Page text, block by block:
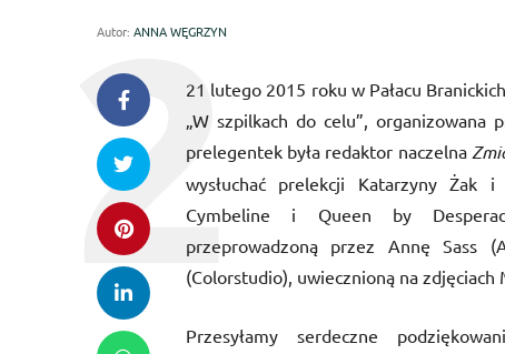
Autor: ANNA WĘGRZYN
21 lutego 2015 roku w Pałacu
„W szpilkach do celu”, organizowana
prelegentek była redaktor naczelna
wysłuchać prelekcji Katarzyny Żak
Cymbeline i Queen by
przeprowadzoną przez Annę Sass
(Colorstudio), uwiecznioną na
Przesyłamy serdeczne